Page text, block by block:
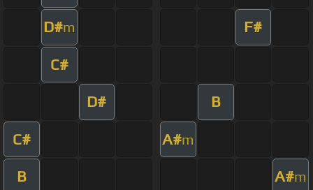
D#m F#
C#
D# B
C# A#m
B A#m